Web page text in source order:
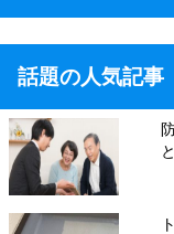
話題の人気記事